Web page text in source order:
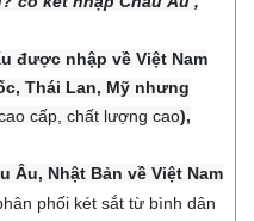
được nhập về Việt Nam
Thái Lan, Mỹ nhưng
cấp, chất lượng cao),
Âu, Nhật Bản về Việt Nam
phối két sắt từ bình dân